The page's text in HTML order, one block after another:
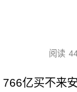
阅读
766亿买不来